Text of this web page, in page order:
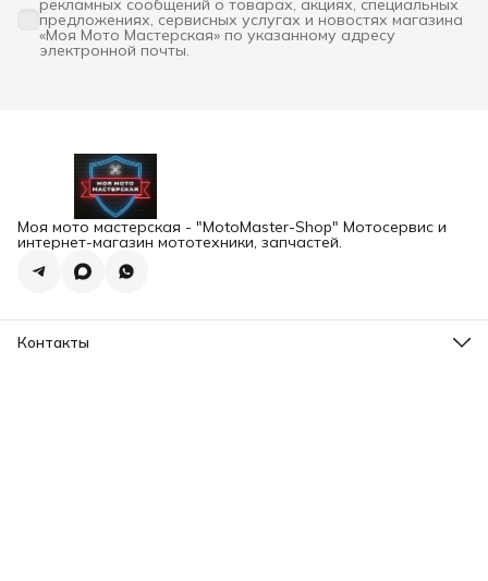
рекламных сообщений о товарах, акциях, специальных
предложениях, сервисных услугах и новостях магазина
«Моя Мото Мастерская» по указанному адресу
электронной почты.
Моя мото мастерская - "MotoMaster-Shop" Мотосервис и
интернет-магазин мототехники, запчастей.
Контакты